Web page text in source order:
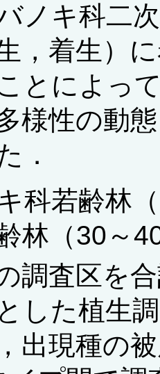
ノキ科二
生，着生）
とによっ
様性の動
．
科若齢林
林（30～
調査区を
した植生
出現種の